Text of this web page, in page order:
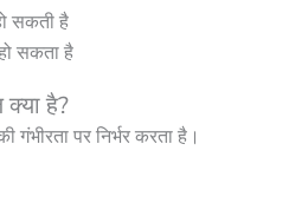
सकती है
सकता है
है?
पर निर्भर करता है।